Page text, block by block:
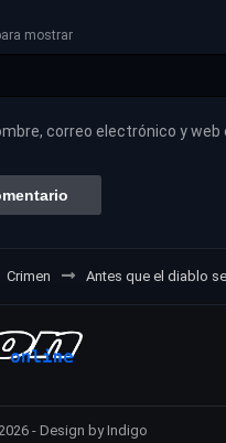
mostrar
correo electrónico y
Crimen Antes que el diablo
- Design by Indigo